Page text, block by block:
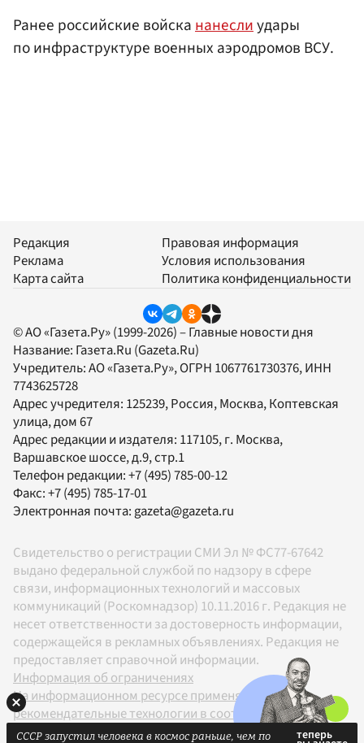
Ранее российские войскананеслиудары
по инфраструктуре военных аэродромов ВСУ.
Редакция
Реклама
Карта сайта
Правовая информация
Условия использования
Политика конфиденциальности
© АО «Газета.Ру» (1999-2026) – Главные новости дня
Название: Газета.Ru (Gazeta.Ru)
Учредитель:АО «Газета.Ру», ОГРН 1067761730376, ИНН
7743625728
Адрес учредителя: 125239, Россия, Москва, Коптевская
улица, дом 67
Адрес редакции и издателя: 117105, г. Москва,
Варшавское шоссе, д.9, стр.1
Телефон редакции:+7 (495) 785-00-12
Факс:+7 (495) 785-17-01
Электронная почта: gazeta@gazeta.ru
Свидетельство о регистрации СМИ Эл № ФС77-67642
выдано федеральной службой по надзору в сфере
связи, информационных технологий и массовых
коммуникаций (Роскомнадзор) 10.11.2016 г. Редакция не
несет ответственности за достоверность информации,
содержащейся в рекламных объявлениях. Редакция не
предоставляет справочной информации.
Информация об ограничениях
На информационном ресурсе применяются
рекомендательные технологии в соответствии с
Правилами
СССР запустил человека в космос раньше, чем по